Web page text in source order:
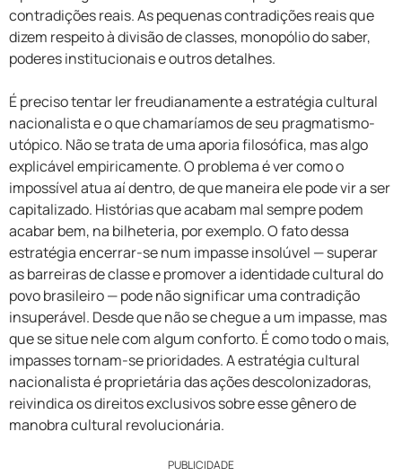
contradições reais. As pequenas contradições reais que
dizem respeito à divisão de classes, monopólio do saber,
poderes institucionais e outros detalhes.
É preciso tentar ler freudianamente a estratégia cultural
nacionalista e o que chamaríamos de seu pragmatismo-
utópico. Não se trata de uma aporia filosófica, mas algo
explicável empiricamente. O problema é ver como o
impossível atua aí dentro, de que maneira ele pode vir a ser
capitalizado. Histórias que acabam mal sempre podem
acabar bem, na bilheteria, por exemplo. O fato dessa
estratégia encerrar-se num impasse insolúvel — superar
as barreiras de classe e promover a identidade cultural do
povo brasileiro — pode não significar uma contradição
insuperável. Desde que não se chegue a um impasse, mas
que se situe nele com algum conforto. É como todo o mais,
impasses tornam-se prioridades. A estratégia cultural
nacionalista é proprietária das ações descolonizadoras,
reivindica os direitos exclusivos sobre esse gênero de
manobra cultural revolucionária.
PUBLICIDADE